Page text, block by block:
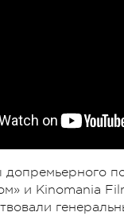
допремьерного
и Kinomania